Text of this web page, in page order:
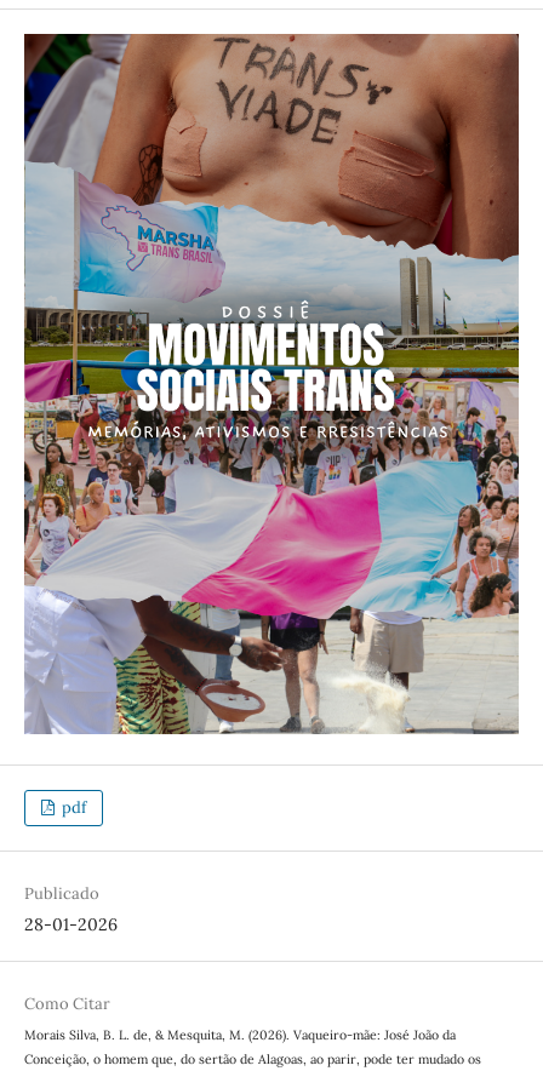
pdf
Publicado
28-01-2026
Como Citar
Morais Silva, B. L. de, & Mesquita, M. (2026). Vaqueiro-mãe: José João da
Conceição, o homem que, do sertão de Alagoas, ao parir, pode ter mudado os